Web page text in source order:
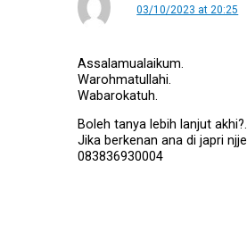
03/10/2023 at 20:25
Assalamualaikum.
Warohmatullahi.
Wabarokatuh.
Boleh tanya lebih lanjut
Jika berkenan ana di japri
083836930004